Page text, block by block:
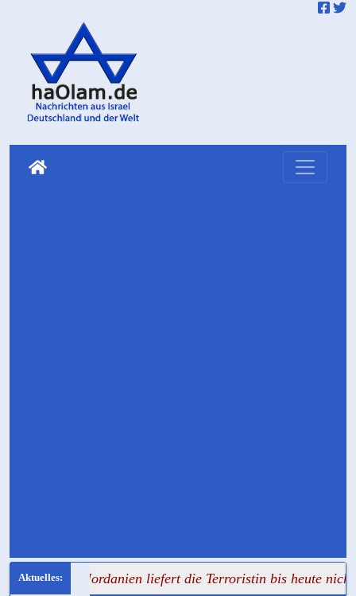
Jordanien liefert die Terroristin bis heute nicht aus